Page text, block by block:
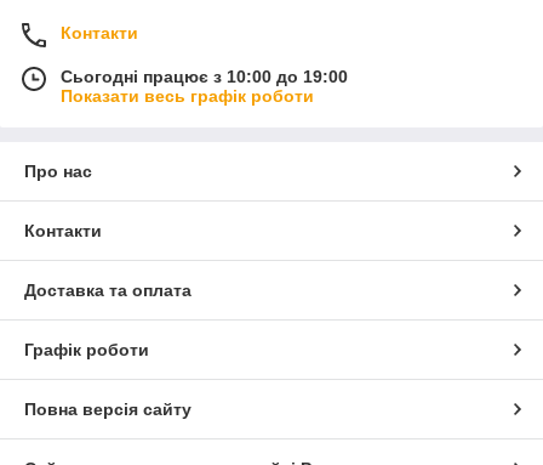
Контакти
Сьогодні працює з 10:00 до 19:00
Показати весь графік роботи
Про нас
Контакти
Доставка та оплата
Графік роботи
Повна версія сайту